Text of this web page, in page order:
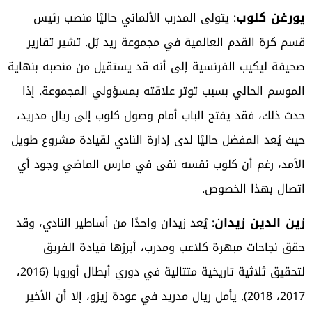
يورغن كلوب: يتولى المدرب الألماني حاليًا منصب رئيس
قسم كرة القدم العالمية في مجموعة ريد بُل. تشير تقارير
صحيفة ليكيب الفرنسية إلى أنه قد يستقيل من منصبه بنهاية
الموسم الحالي بسبب توتر علاقته بمسؤولي المجموعة. إذا
حدث ذلك، فقد يفتح الباب أمام وصول كلوب إلى ريال مدريد،
حيث يُعد المفضل حاليًا لدى إدارة النادي لقيادة مشروع طويل
الأمد، رغم أن كلوب نفسه نفى في مارس الماضي وجود أي
اتصال بهذا الخصوص.
زين الدين زيدان: يُعد زيدان واحدًا من أساطير النادي، وقد
حقق نجاحات مبهرة كلاعب ومدرب، أبرزها قيادة الفريق
لتحقيق ثلاثية تاريخية متتالية في دوري أبطال أوروبا (2016،
2017، 2018). يأمل ريال مدريد في عودة زيزو، إلا أن الأخير